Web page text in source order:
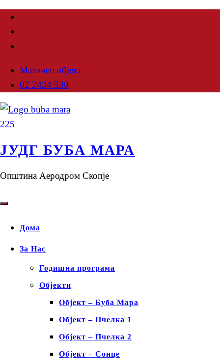
Матичен објект
02 2434 530
ЈУДГ БУБА МАРА
Општина Аеродром Скопје
Дома
За Нас
Годишна програма
Објекти
Објект – Буба Мара
Објект – Пчелка 1
Објект – Пчелка 2
Објект – Сонце